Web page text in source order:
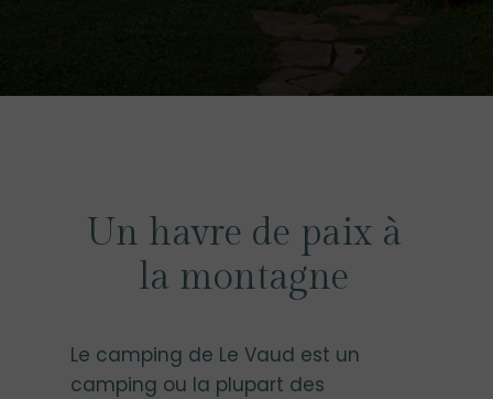
Un havre de paix à
la montagne
​Le camping de Le Vaud est un
camping ou la plupart des